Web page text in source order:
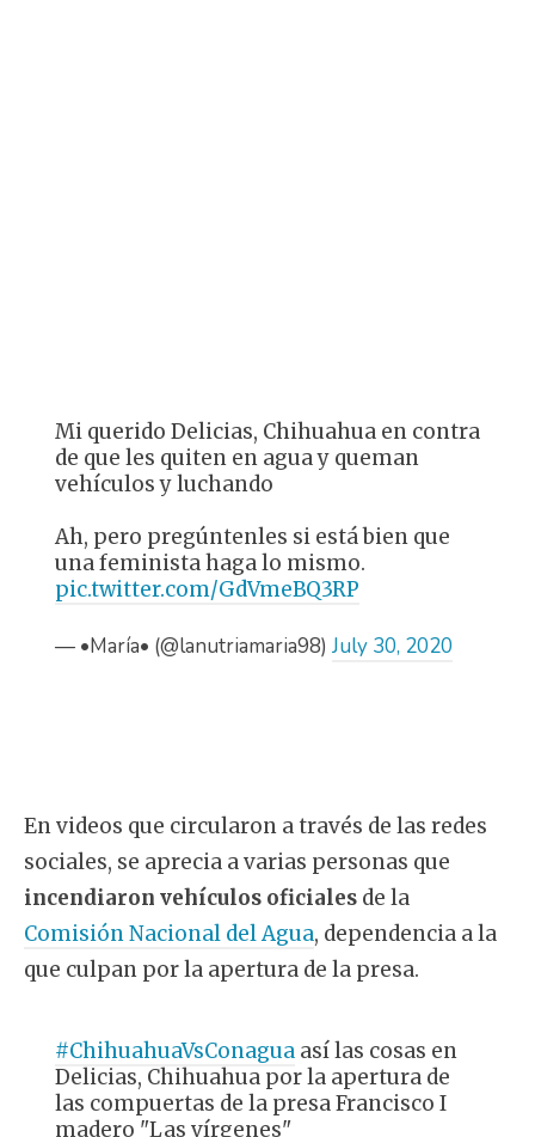
Mi querido Delicias, Chihuahua en contra
de que les quiten en agua y queman
vehículos y luchando
Ah, pero pregúntenles si está bien que
una feminista haga lo mismo.
pic.twitter.com/GdVmeBQ3RP
— •María• (@lanutriamaria98) July 30, 2020
En videos que circularon a través de las redes
sociales, se aprecia a varias personas que
incendiaron vehículos oficiales de la
Comisión Nacional del Agua, dependencia a la
que culpan por la apertura de la presa.
#ChihuahuaVsConaguaasí las cosas en
Delicias, Chihuahua por la apertura de
las compuertas de la presa Francisco I
madero "Las vírgenes"